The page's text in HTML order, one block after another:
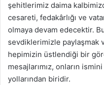
şehitlerimiz daima
cesareti, fedakârlığı ve
olmaya devam edecektir.
sevdiklerimizle paylaşmak
hepimizin üstlendiği bir
mesajlarımız, onların
yollarından biridir.